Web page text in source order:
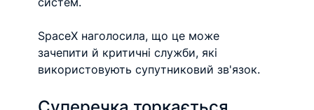
SpaceX наголосила, що це може
зачепити й критичні служби, які
використовують супутниковий зв'язок.